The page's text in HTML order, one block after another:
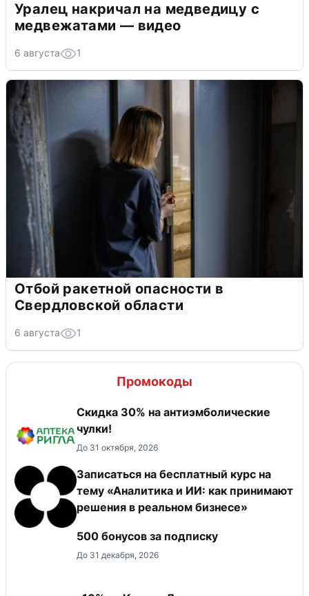
Уралец накричал на медведицу с
медвежатами — видео
6 августа 1
Отбой ракетной опасности в
Свердловской области
6 августа 1
Промокоды
Скидка 30% на антиэмболические
чулки!
До 31 октября, 2026
Записаться на бесплатный курс на
тему «Аналитика и ИИ: как принимают
решения в реальном бизнесе»
500 бонусов за подписку
До 31 декабря, 2026